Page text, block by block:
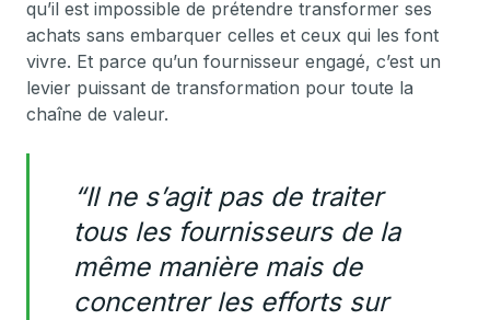
qu’il est impossible de prétendre transformer ses
achats sans embarquer celles et ceux qui les font
vivre. Et parce qu’un fournisseur engagé, c’est un
levier puissant de transformation pour toute la
chaîne de valeur.
“Il ne s’agit pas de traiter
tous les fournisseurs de la
même manière mais de
concentrer les efforts sur